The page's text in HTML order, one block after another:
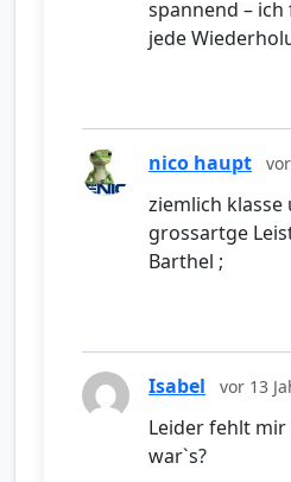
spannend –
jede
nico haupt
ziemlich klasse
grossartge
Barthel ;
Isabel vor 13
Leider fehlt mir
war`s?